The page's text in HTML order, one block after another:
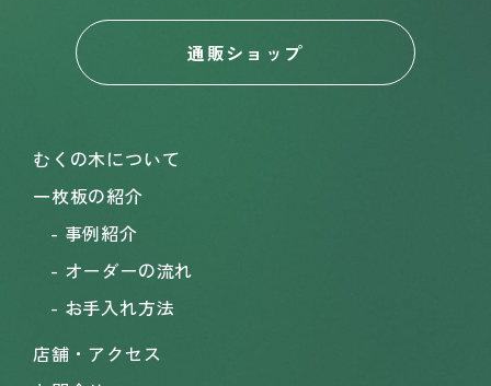
通販ショップ
むくの木について
一枚板の紹介
事例紹介
オーダーの流れ
お手入れ方法
店舗・アクセス